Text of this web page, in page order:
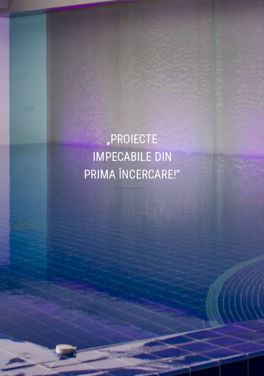
„PROIECTE
IMPECABILE DIN
PRIMA ÎNCERCARE!”